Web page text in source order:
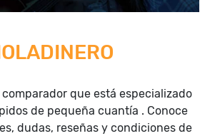
que está especializado
de pequeña cuantía . Conoce
dudas, reseñas y condiciones de